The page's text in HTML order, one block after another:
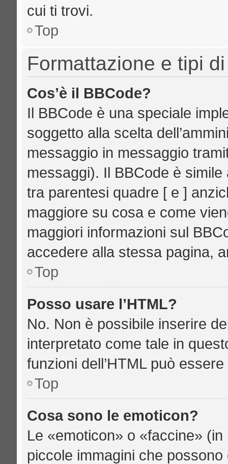
cui ti trovi.
Top
Formattazione e tipi
Cos’è il BBCode?
Il BBCode è una speciale
soggetto alla scelta
messaggio in messaggio
messaggi). Il BBCode è
tra parentesi quadre [ e ]
maggiore su cosa e come
maggiori informazioni sul
accedere alla stessa pagina,
Top
Posso usare l’HTML?
No. Non è possibile inserire
interpretato come tale in
funzioni dell’HTML può
Top
Cosa sono le emoticon?
Le «emoticon» o «faccine»
piccole immagini che